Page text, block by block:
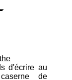
d'écrire au
de